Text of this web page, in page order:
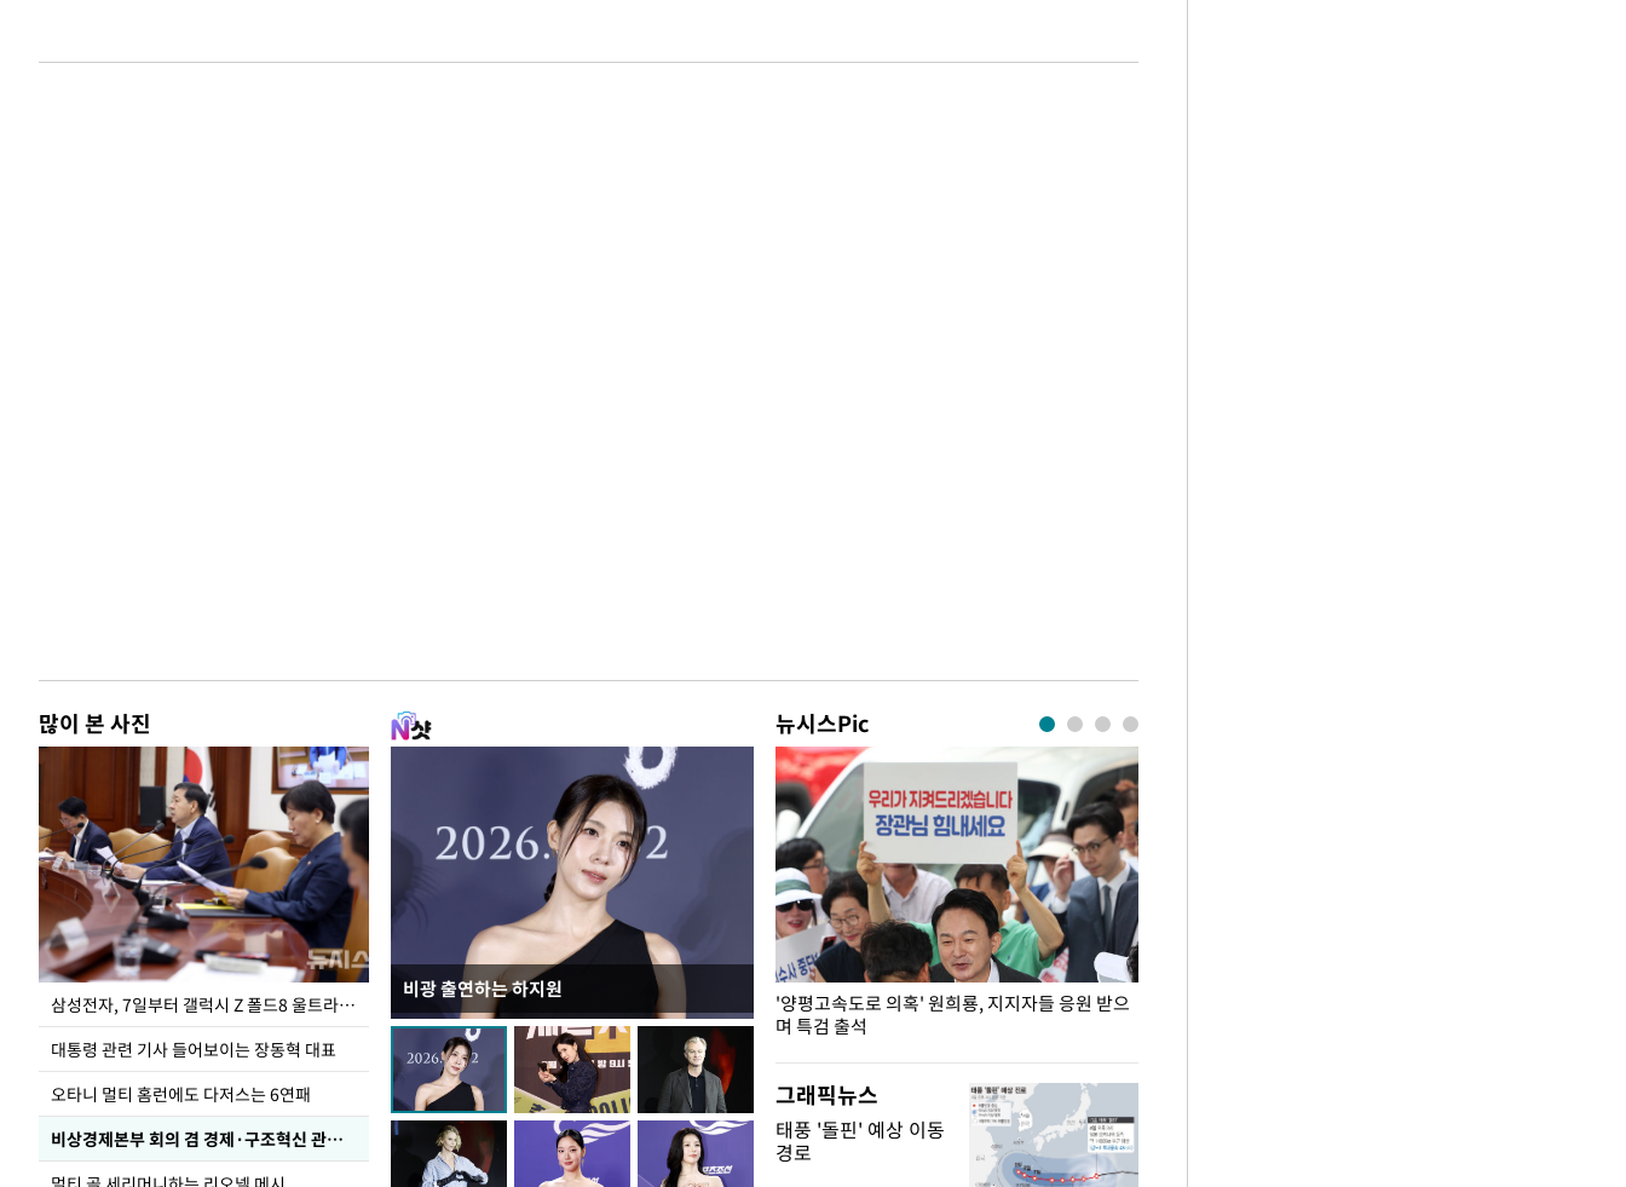
많이 본 사진
삼성전자, 7일부터 갤럭시 Z 폴드8 울트라·폴드8·플립8 출시
대통령 관련 기사 들어보이는 장동혁 대표
오타니 멀티 홈런에도 다저스는 6연패
비상경제본부 회의 겸 경제·구조혁신 관계장관회의
비광 출연하는 하지원
뉴시스Pic
이재명 대통령, "수사·기소 분리 관련 대비책 최
선 다해 강구해야"
'양평고속도로 의혹' 원희룡, 지지자들 응원 받으
며 특검 출석
그래픽뉴스
태풍 '돌핀' 예상 이동
경로